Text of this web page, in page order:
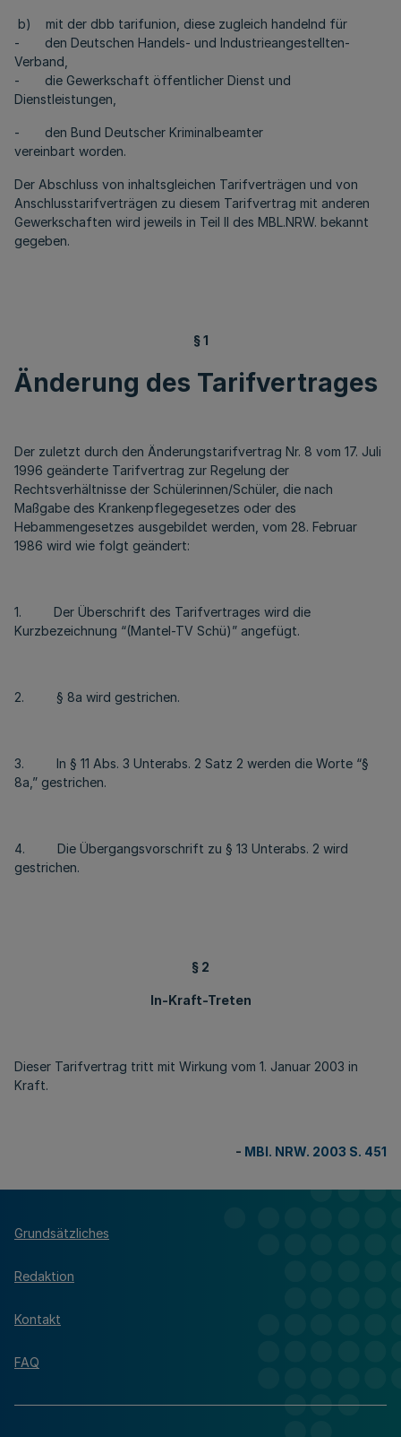
b) mit der dbb tarifunion, diese zugleich handelnd für
- den Deutschen Handels- und Industrieangestellten-
Verband,
- die Gewerkschaft öffentlicher Dienst und
Dienstleistungen,
- den Bund Deutscher Kriminalbeamter
vereinbart worden.
Der Abschluss von inhaltsgleichen Tarifverträgen und von
Anschlusstarifverträgen zu diesem Tarifvertrag mit anderen
Gewerkschaften wird jeweils in Teil II des MBL.NRW. bekannt
gegeben.
§ 1
Änderung des Tarifvertrages
Der zuletzt durch den Änderungstarifvertrag Nr. 8 vom 17. Juli
1996 geänderte Tarifvertrag zur Regelung der
Rechtsverhältnisse der Schülerinnen/Schüler, die nach
Maßgabe des Krankenpflegegesetzes oder des
Hebammengesetzes ausgebildet werden, vom 28. Februar
1986 wird wie folgt geändert:
1. Der Überschrift des Tarifvertrages wird die
Kurzbezeichnung “(Mantel-TV Schü)” angefügt.
2. § 8a wird gestrichen.
3. In § 11 Abs. 3 Unterabs. 2 Satz 2 werden die Worte “§
8a,” gestrichen.
4. Die Übergangsvorschrift zu § 13 Unterabs. 2 wird
gestrichen.
§ 2
In-Kraft-Treten
Dieser Tarifvertrag tritt mit Wirkung vom 1. Januar 2003 in
Kraft.
- MBl. NRW. 2003 S. 451
Grundsätzliches
Redaktion
Kontakt
FAQ